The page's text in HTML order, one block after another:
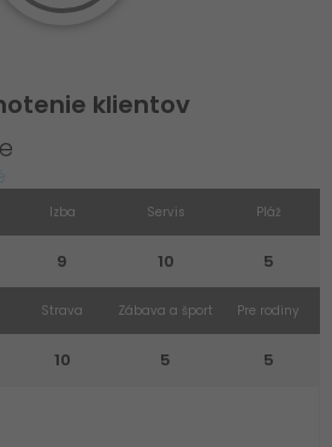
klientov
Izba
9
Servis
10
Pláž
5
Strava
10
Zábava a šport
5
Pre rodiny
5